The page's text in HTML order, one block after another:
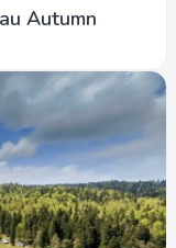
Autumn